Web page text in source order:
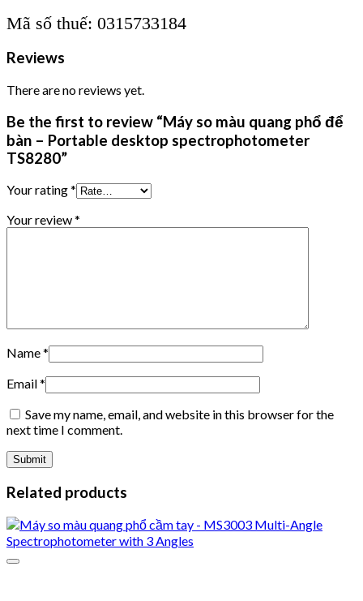
Mã số thuế: 0315733184
Reviews
There are no reviews yet.
Be the first to review “Máy so màu quang phổ để
bàn – Portable desktop spectrophotometer
TS8280”
Your rating*
Your review*
Name*
Email*
Save my name, email, and website in this browser for the
next time I comment.
Related products